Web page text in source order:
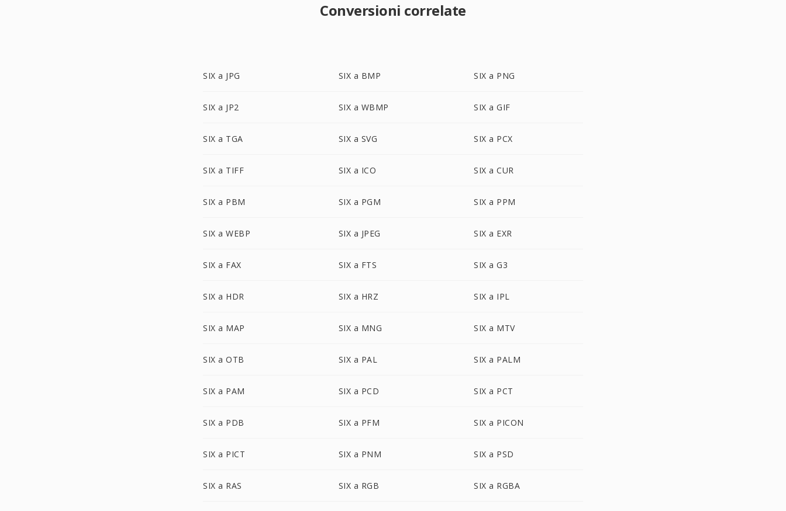
Conversioni correlate
SIX a JPG SIX a BMP SIX a PNG
SIX a JP2 SIX a WBMP SIX a GIF
SIX a TGA SIX a SVG SIX a PCX
SIX a TIFF SIX a ICO SIX a CUR
SIX a PBM SIX a PGM SIX a PPM
SIX a WEBP SIX a JPEG SIX a EXR
SIX a FAX SIX a FTS SIX a G3
SIX a HDR SIX a HRZ SIX a IPL
SIX a MAP SIX a MNG SIX a MTV
SIX a OTB SIX a PAL SIX a PALM
SIX a PAM SIX a PCD SIX a PCT
SIX a PDB SIX a PFM SIX a PICON
SIX a PICT SIX a PNM SIX a PSD
SIX a RAS SIX a RGB SIX a RGBA